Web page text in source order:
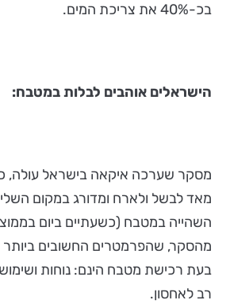
בכ-40% את צריכת המים.
הישראלים אוהבים לבלות במטבח:
מסקר שערכה איקאה בישראל עולה,
מאד לבשל ולארח ומדורג במקום
השהייה במטבח (כשעתיים ביום
מהסקר, שהפרמטרים החשובים ביותר
בעת רכישת מטבח הינם: נוחות
רב לאחסון.